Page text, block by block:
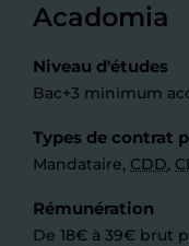
Acadomia
Niveau d'études
Bac+3 minimum
Types de contrat
Mandataire, CDD,
Rémunération
De 18€ à 39€ brut